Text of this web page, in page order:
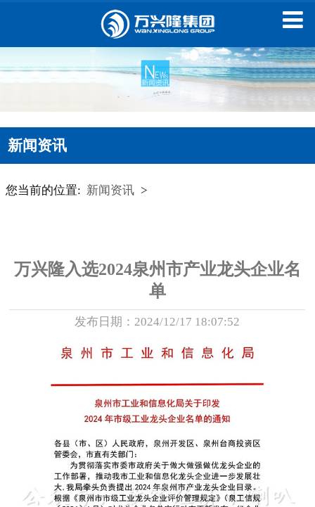
新闻资讯
您当前的位置: 新闻资讯 >
万兴隆入选2024泉州市产业龙头企业名
单
发布日期：2024/12/17 18:07:52